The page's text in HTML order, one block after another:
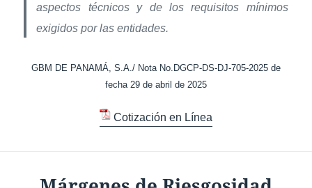
aspectos técnicos y de los requisitos mínimos
exigidos por las entidades.
GBM DE PANAMÁ, S.A./ Nota No.DGCP-DS-DJ-705-2025 de
fecha 29 de abril de 2025
Cotización en Línea